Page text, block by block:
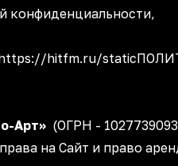
конфиденциальности,
https://hitfm.ru/
Арт» (ОГРН -
на Сайт и право